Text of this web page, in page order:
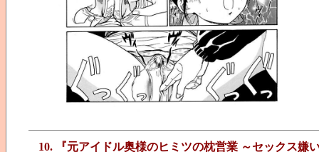
10. 『元アイドル奥様のヒミツの枕営業 ～セックス嫌